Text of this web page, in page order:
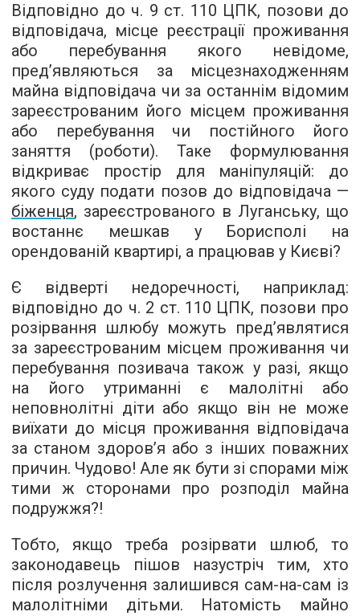
Відповідно до ч. 9 ст. 110 ЦПК, позови до
відповідача, місце реєстрації проживання
або перебування якого невідоме,
пред’являються за місцезнаходженням
майна відповідача чи за останнім відомим
зареєстрованим його місцем проживання
або перебування чи постійного його
заняття (роботи). Таке формулювання
відкриває простір для маніпуляцій: до
якого суду подати позов до відповідача —
біженця, зареєстрованого в Луганську, що
востаннє мешкав у Борисполі на
орендованій квартирі, а працював у Києві?
Є відверті недоречності, наприклад:
відповідно до ч. 2 ст. 110 ЦПК, позови про
розірвання шлюбу можуть пред’являтися
за зареєстрованим місцем проживання чи
перебування позивача також у разі, якщо
на його утриманні є малолітні або
неповнолітні діти або якщо він не може
виїхати до місця проживання відповідача
за станом здоров’я або з інших поважних
причин. Чудово! Але як бути зі спорами між
тими ж сторонами про розподіл майна
подружжя?!
Тобто, якщо треба розірвати шлюб, то
законодавець пішов назустріч тим, хто
після розлучення залишився сам-на-сам із
малолітніми дітьми. Натомість майно